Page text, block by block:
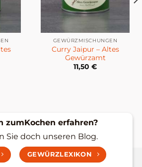
GEWÜRZMISCHUNGEN
Curry Jaipur – Altes
Gewürzamt
11,50 €
zumKochen erfahren?
Sie doch unseren Blog.
GEWÜRZLEXIKON